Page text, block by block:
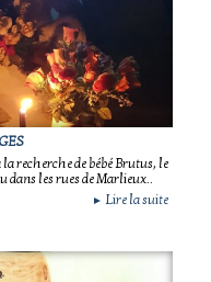
recherche de bébé Brutus, le
dans les rues de Marlieux..
► Lire la suite